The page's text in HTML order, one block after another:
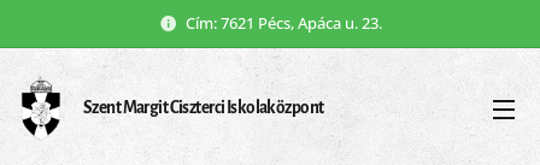
Cím: 7621 Pécs, Apáca u. 23.
Szent Margit Ciszterci Iskolaközpont